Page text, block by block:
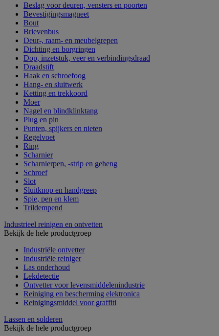
Beslag voor deuren, vensters en poorten
Bevestigingsmagneet
Bout
Brievenbus
Deur-, raam- en meubelgrepen
Dichting en borgringen
Dop, inzetstuk, veer en verbindingsdraad
Draadstift
Haak en schroefoog
Hang- en sluitwerk
Ketting en trekkoord
Moer
Nagel en blindklinktang
Plug en pin
Punten, spijkers en nieten
Regelvoet
Ring
Scharnier
Scharnierpen, -strip en geheng
Schroef
Slot
Sluitknop en handgreep
Spie, pen en klem
Trildempend
Industrieel reinigen en ontvetten
Bekijk de hele productgroep
Industriële ontvetter
Industriële reiniger
Las onderhoud
Lekdetectie
Ontvetter voor levensmiddelenindustrie
Reiniging en bescherming elektronica
Reinigingsmiddel voor graffiti
Lassen en solderen
Bekijk de hele productgroep